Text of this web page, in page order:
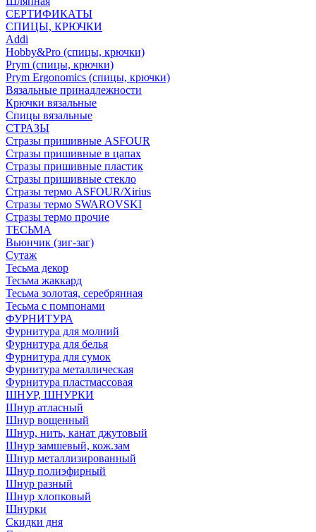
СЕРТИФИКАТЫ
СПИЦЫ, КРЮЧКИ
Addi
Hobby&Pro (спицы, крючки)
Prym (спицы, крючки)
Prym Ergonomics (спицы, крючки)
Вязальные принадлежности
Крючки вязальные
Спицы вязальные
СТРАЗЫ
Стразы пришивные ASFOUR
Стразы пришивные в цапах
Стразы пришивные пластик
Стразы пришивные стекло
Стразы термо ASFOUR/Xirius
Стразы термо SWAROVSKI
Стразы термо прочие
ТЕСЬМА
Вьюнчик (зиг-заг)
Сутаж
Тесьма декор
Тесьма жаккард
Тесьма золотая, серебрянная
Тесьма с помпонами
ФУРНИТУРА
Фурнитура для молний
Фурнитура для белья
Фурнитура для сумок
Фурнитура металлическая
Фурнитура пластмассовая
ШНУР, ШНУРКИ
Шнур атласный
Шнур вощенный
Шнур, нить, канат джутовый
Шнур замшевый, кож.зам
Шнур металлизированный
Шнур полиэфирный
Шнур разный
Шнур хлопковый
Шнурки
Скидки дня